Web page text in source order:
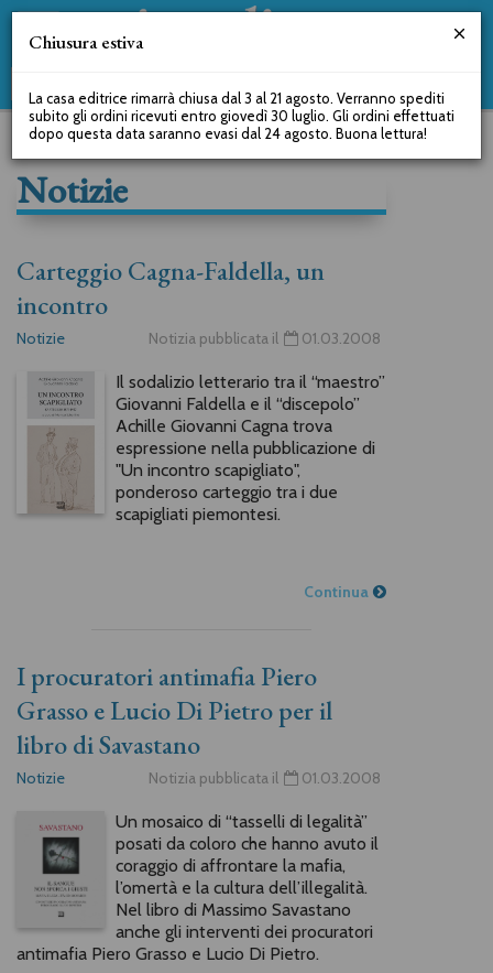
Notizie
Carteggio Cagna-Faldella, un
incontro
Notizie Notizia pubblicata il 01.03.2008
Il sodalizio letterario tra il “maestro”
Giovanni Faldella e il “discepolo”
Achille Giovanni Cagna trova
espressione nella pubblicazione di
"Un incontro scapigliato",
ponderoso carteggio tra i due
scapigliati piemontesi.
Continua
I procuratori antimafia Piero
Grasso e Lucio Di Pietro per il
libro di Savastano
Notizie Notizia pubblicata il 01.03.2008
Un mosaico di “tasselli di legalità”
posati da coloro che hanno avuto il
coraggio di affrontare la mafia,
l’omertà e la cultura dell’illegalità.
Nel libro di Massimo Savastano
anche gli interventi dei procuratori
antimafia Piero Grasso e Lucio Di Pietro.
Chiusura estiva
La casa editrice rimarrà chiusa dal 3 al 21 agosto. Verranno spediti
subito gli ordini ricevuti entro giovedì 30 luglio. Gli ordini effettuati
dopo questa data saranno evasi dal 24 agosto. Buona lettura!